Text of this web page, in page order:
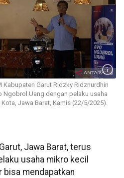
Kabupaten Garut Ridzky Ridznurdhin
Ngobrol Uang dengan pelaku usaha
Jawa Barat, Kamis (22/5/2025).
Jawa Barat, terus
usaha mikro kecil
bisa mendapatkan